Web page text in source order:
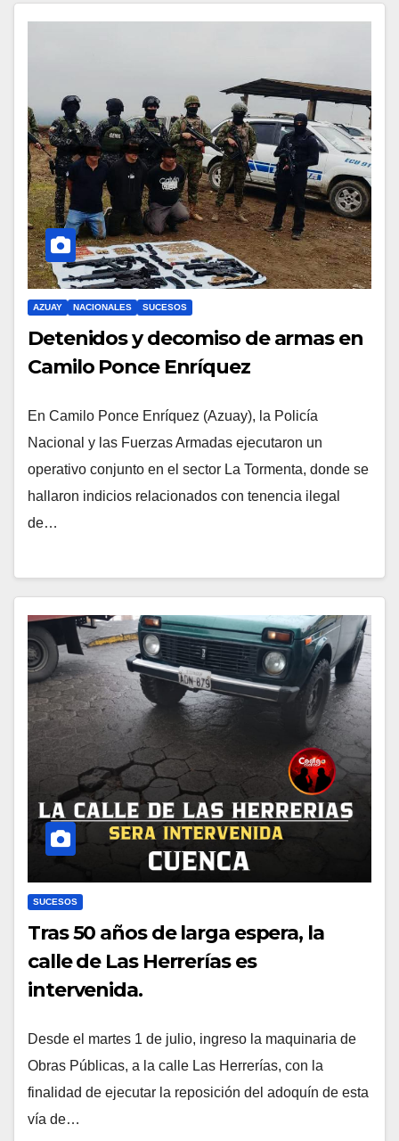
AZUAY NACIONALES SUCESOS
Detenidos y decomiso de armas en
Camilo Ponce Enríquez
En Camilo Ponce Enríquez (Azuay), la Policía
Nacional y las Fuerzas Armadas ejecutaron un
operativo conjunto en el sector La Tormenta, donde se
hallaron indicios relacionados con tenencia ilegal
de…
SUCESOS
Tras 50 años de larga espera, la
calle de Las Herrerías es
intervenida.
Desde el martes 1 de julio, ingreso la maquinaria de
Obras Públicas, a la calle Las Herrerías, con la
finalidad de ejecutar la reposición del adoquín de esta
vía de…